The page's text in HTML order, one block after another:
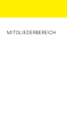
MITGLIEDERBEREICH